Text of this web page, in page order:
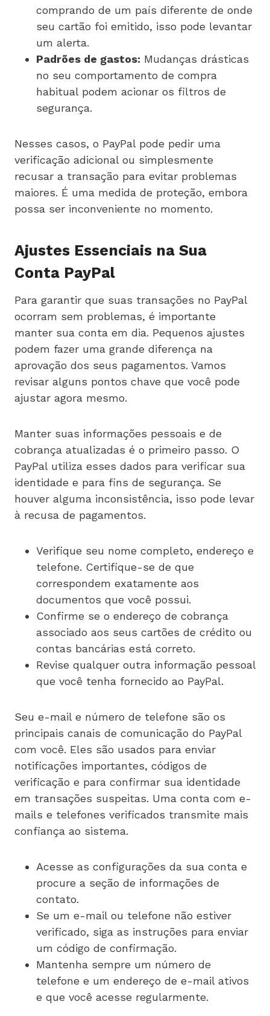
comprando de um país diferente de onde
seu cartão foi emitido, isso pode levantar
um alerta.
Padrões de gastos: Mudanças drásticas
no seu comportamento de compra
habitual podem acionar os filtros de
segurança.
Nesses casos, o PayPal pode pedir uma
verificação adicional ou simplesmente
recusar a transação para evitar problemas
maiores. É uma medida de proteção, embora
possa ser inconveniente no momento.
Ajustes Essenciais na Sua
Conta PayPal
Para garantir que suas transações no PayPal
ocorram sem problemas, é importante
manter sua conta em dia. Pequenos ajustes
podem fazer uma grande diferença na
aprovação dos seus pagamentos. Vamos
revisar alguns pontos chave que você pode
ajustar agora mesmo.
Manter suas informações pessoais e de
cobrança atualizadas é o primeiro passo. O
PayPal utiliza esses dados para verificar sua
identidade e para fins de segurança. Se
houver alguma inconsistência, isso pode levar
à recusa de pagamentos.
Verifique seu nome completo, endereço e
telefone. Certifique-se de que
correspondem exatamente aos
documentos que você possui.
Confirme se o endereço de cobrança
associado aos seus cartões de crédito ou
contas bancárias está correto.
Revise qualquer outra informação pessoal
que você tenha fornecido ao PayPal.
Seu e-mail e número de telefone são os
principais canais de comunicação do PayPal
com você. Eles são usados para enviar
notificações importantes, códigos de
verificação e para confirmar sua identidade
em transações suspeitas. Uma conta com e-
mails e telefones verificados transmite mais
confiança ao sistema.
Acesse as configurações da sua conta e
procure a seção de informações de
contato.
Se um e-mail ou telefone não estiver
verificado, siga as instruções para enviar
um código de confirmação.
Mantenha sempre um número de
telefone e um endereço de e-mail ativos
e que você acesse regularmente.